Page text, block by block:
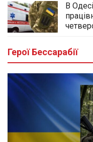
В
Герої Бессарабії